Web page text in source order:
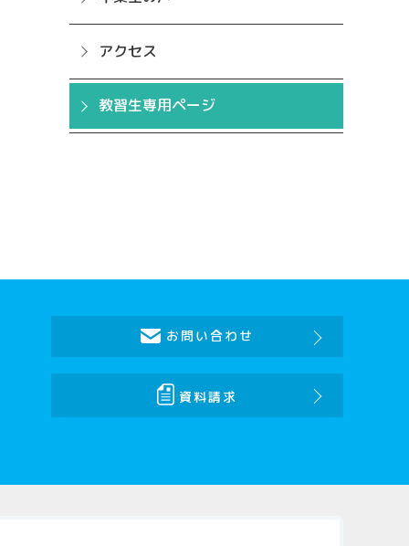
アクセス
教習生専用ページ
お問い合わせ
資料請求